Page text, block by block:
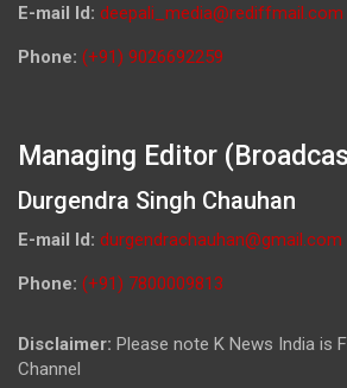
E-mail Id: deepali_media@rediffmail.com
Phone: (+91) 9026692259
Managing Editor
Durgendra Singh Chauhan
E-mail Id: durgendrachauhan@gmail.com
Phone: (+91) 7800009813
Disclaimer: Please note K News India is
Channel